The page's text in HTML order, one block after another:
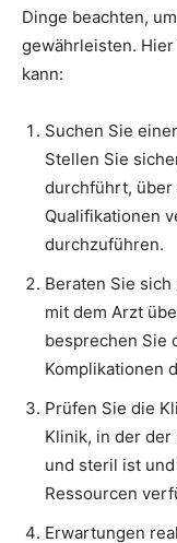
Dinge beachten,
gewährleisten.
kann:
Suchen Sie
Stellen Sie
durchführt, über
Qualifikationen
durchzuführen.
Beraten Sie
mit dem Arzt
besprechen Sie
Komplikationen
Prüfen Sie die
Klinik, in der
und steril ist
Ressourcen
Erwartungen